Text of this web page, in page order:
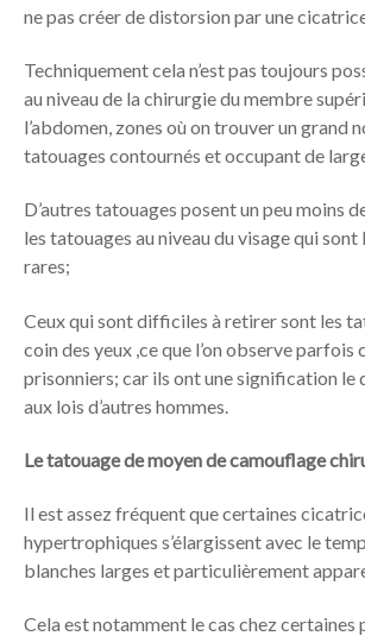
ne pas créer de distorsion par une
Techniquement cela n’est pas toujours
au niveau de la chirurgie du membre
l’abdomen, zones où on trouver un grand
tatouages contournés et occupant de
D’autres tatouages posent un peu moins
les tatouages au niveau du visage qui sont
rares;
Ceux qui sont difficiles à retirer sont les
coin des yeux ,ce que l’on observe parfois
prisonniers; car ils ont une signification le
aux lois d’autres hommes.
Le tatouage de moyen de camouflage
Il est assez fréquent que certaines
hypertrophiques s’élargissent avec le
blanches larges et particulièrement
Cela est notamment le cas chez certaines